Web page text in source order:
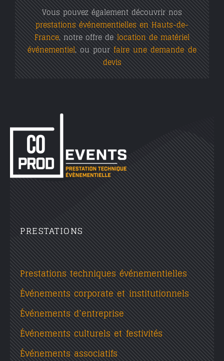
Vous pouvez également découvrir nos
prestations événementielles en Hauts-de-
France, notre offre delocation de matériel
événementiel,ou pourfaire une demande de
devis
PRESTATIONS
Prestations techniques événementielles
Événements corporate et institutionnels
Événements d’entreprise
Événements culturels et festivités
Événements associatifs